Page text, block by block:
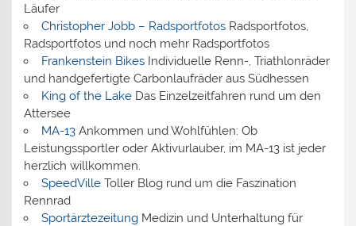
Läufer
Christopher Jobb – RadsportfotosRadsportfotos,
Radsportfotos und noch mehr Radsportfotos
Frankenstein BikesIndividuelle Renn-, Triathlonräder
und handgefertigte Carbonlaufräder aus Südhessen
King of the LakeDas Einzelzeitfahren rund um den
Attersee
MA-13Ankommen und Wohlfühlen: Ob
Leistungssportler oder Aktivurlauber, im MA-13 ist jeder
herzlich willkommen.
SpeedVilleToller Blog rund um die Faszination
Rennrad
SportärztezeitungMedizin und Unterhaltung für